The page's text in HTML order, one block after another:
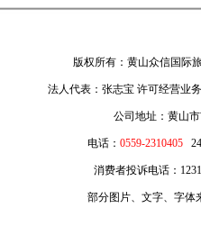
版权所有：黄山众信国际
法人代表：张志宝 许可经营业
公司地址：黄山
电话： 0559-231040524
消费者投诉电话：
部分图片、文字、字体